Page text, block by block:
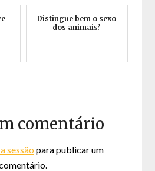
Distingue bem o sexo
dos animais?
comentário
sessão para publicar um